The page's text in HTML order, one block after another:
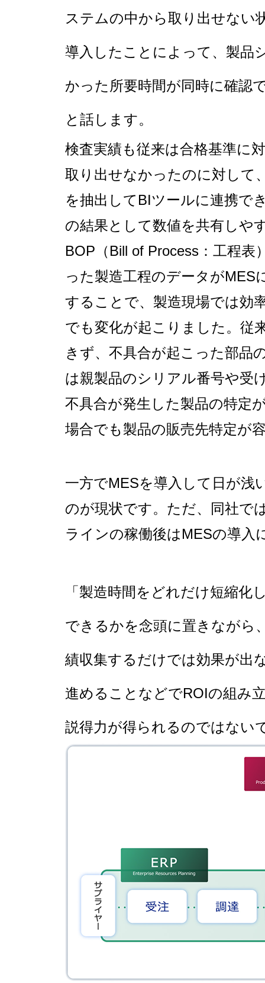
ステムの中から取り出せない
導入したことによって、製品
かった所要時間が同時に確認
と話します。
検査実績も従来は合格基準に
取り出せなかったのに対して
を抽出してBIツールに連携で
の結果として数値を共有しや
BOP（Bill of Process：工程
った製造工程のデータが
することで、製造現場では効
でも変化が起こりました。従
きず、不具合が起こった部品
は親製品のシリアル番号や受
不具合が発生した製品の特定
場合でも製品の販売先特定が
一方でMESを導入して日が浅
のが現状です。ただ、同社で
ラインの稼働後はMESの導入
「製造時間をどれだけ短縮
できるかを念頭に置きながら
績収集するだけでは効果が出
進めることなどでROIの組み
説得力が得られるのではない